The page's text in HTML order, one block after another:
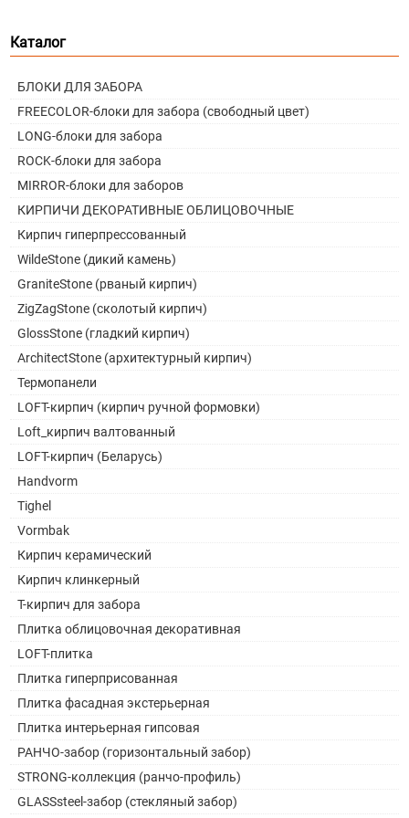
Каталог
БЛОКИ ДЛЯ ЗАБОРА
FREECOLOR-блоки для забора (свободный цвет)
LONG-блоки для забора
ROCK-блоки для забора
MIRROR-блоки для заборов
КИРПИЧИ ДЕКОРАТИВНЫЕ ОБЛИЦОВОЧНЫЕ
Кирпич гиперпрессованный
WildeStone (дикий камень)
GraniteStone (рваный кирпич)
ZigZagStone (сколотый кирпич)
GlossStone (гладкий кирпич)
ArchitectStone (архитектурный кирпич)
Термопанели
LOFT-кирпич (кирпич ручной формовки)
Loft_кирпич валтованный
LOFT-кирпич (Беларусь)
Handvorm
Tighel
Vormbak
Кирпич керамический
Кирпич клинкерный
Т-кирпич для забора
Плитка облицовочная декоративная
LOFT-плитка
Плитка гиперприсованная
Плитка фасадная экстерьерная
Плитка интерьерная гипсовая
РАНЧО-забор (горизонтальный забор)
STRONG-коллекция (ранчо-профиль)
GLASSsteel-забор (стекляный забор)